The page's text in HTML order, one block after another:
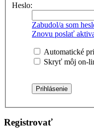
Heslo:
Zabudol/a som
Znovu poslať
Automatické
Skryť môj on-
Registrovať